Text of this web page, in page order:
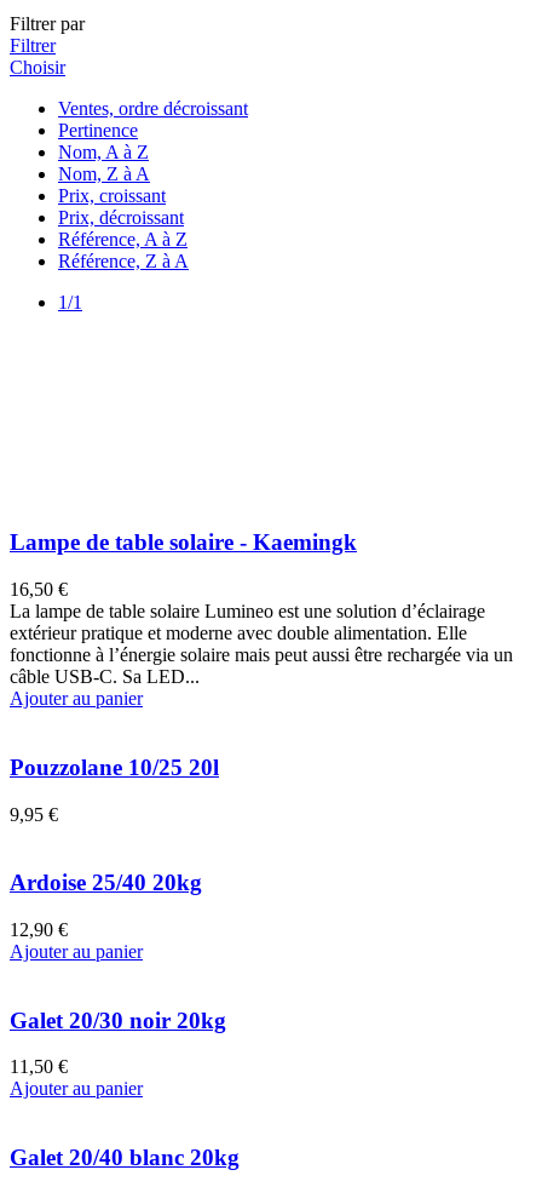
Filtrer par
Filtrer
Choisir
Ventes, ordre décroissant
Pertinence
Nom, A à Z
Nom, Z à A
Prix, croissant
Prix, décroissant
Référence, A à Z
Référence, Z à A
1/1
Lampe de table solaire - Kaemingk
16,50 €
La lampe de table solaire Lumineo est une solution d’éclairage
extérieur pratique et moderne avec double alimentation. Elle
fonctionne à l’énergie solaire mais peut aussi être rechargée via un
câble USB-C. Sa LED...
Ajouter au panier
Pouzzolane 10/25 20l
9,95 €
Ardoise 25/40 20kg
12,90 €
Ajouter au panier
Galet 20/30 noir 20kg
11,50 €
Ajouter au panier
Galet 20/40 blanc 20kg